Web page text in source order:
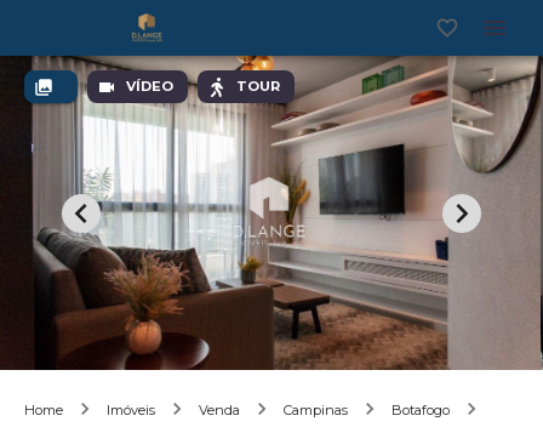
VÍDEO TOUR
Home Imóveis Venda Campinas
Botafogo